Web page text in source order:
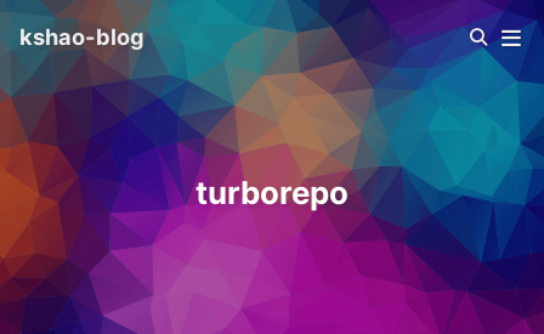
kshao-blog
turborepo